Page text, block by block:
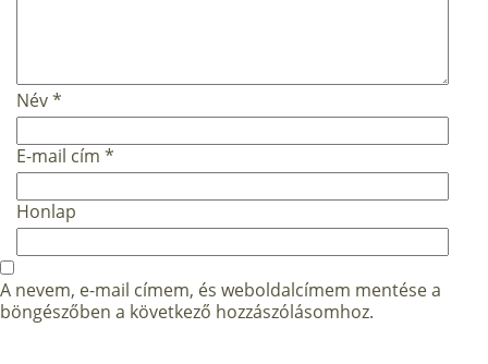
Név*
E-mail cím *
Honlap
A nevem, e-mail címem, és weboldalcímem mentése a
böngészőben a következő hozzászólásomhoz.